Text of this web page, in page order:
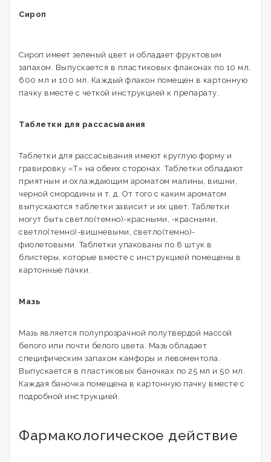
Сироп
Сироп имеет зеленый цвет и обладает фруктовым
запахом. Выпускается в пластиковых флаконах по 10 мл,
600 мл и 100 мл. Каждый флакон помещен в картонную
пачку вместе с четкой инструкцией к препарату.
Таблетки для рассасывания
Таблетки для рассасывания имеют круглую форму и
гравировку «Т» на обеих сторонах. Таблетки обладают
приятным и охлаждающим ароматом малины, вишни,
черной смородины и т. д. От того с каким ароматом
выпускаются таблетки зависит и их цвет. Таблетки
могут быть светло(темно)-красными, -красными,
светло(темно)-вишневыми, светло(темно)-
фиолетовыми. Таблетки упакованы по 8 штук в
блистеры, которые вместе с инструкцией помещены в
картонные пачки.
Мазь
Мазь является полупрозрачной полутвердой массой
белого или почти белого цвета. Мазь обладает
специфическим запахом камфоры и левоментола.
Выпускается в пластиковых баночках по 25 мл и 50 мл.
Каждая баночка помещена в картонную пачку вместе с
подробной инструкцией.
Фармакологическое действие